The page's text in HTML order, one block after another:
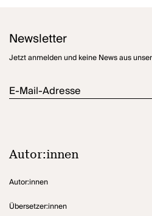
Newsletter
Jetzt anmelden und keine News aus
E-Mail-Adresse
Autor:innen
Autor:innen
Übersetzer:innen